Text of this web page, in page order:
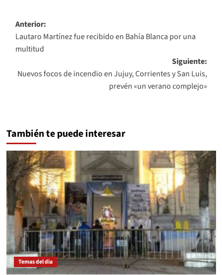
Navegación
de
entradas
Anterior:
Lautaro Martínez fue recibido en Bahía Blanca por una
multitud
Siguiente:
Nuevos focos de incendio en Jujuy, Corrientes y San Luis,
prevén «un verano complejo»
También te puede interesar
Temas del dia